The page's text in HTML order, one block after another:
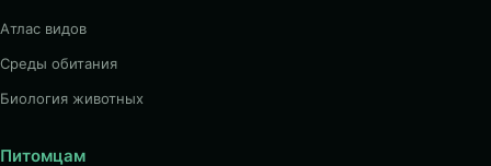
Атлас видов
Среды обитания
Биология животных
Питомцам